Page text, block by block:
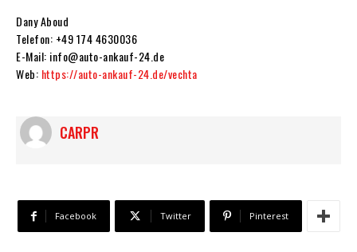
Dany Aboud
Telefon: +49 174 4630036
E-Mail: info@auto-ankauf-24.de
Web: https://auto-ankauf-24.de/vechta
CARPR
Facebook Twitter Pinterest